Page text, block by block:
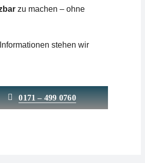
zu machen – ohne
stehen wir
0171 – 499 0760